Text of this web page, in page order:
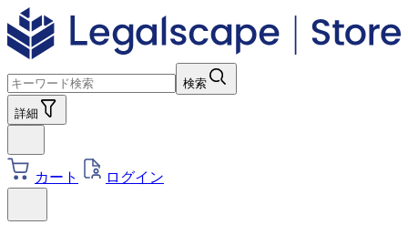
検索
詳細
カート ログイン